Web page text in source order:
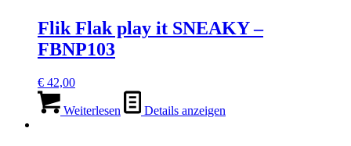
Flik Flak play it SNEAKY –
FBNP103
€ 42,00
Weiterlesen Details anzeigen